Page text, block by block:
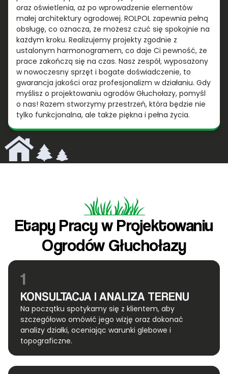
oraz oświetlenia, aż po wprowadzenie elementów
małej architektury ogrodowej. ROLPOL zapewnia pełną
obsługę, co oznacza, że możesz czuć się spokojnie na
każdym kroku. Realizujemy projekty zgodnie z
ustalonym harmonogramem, co daje Ci pewność, że
prace zakończą się na czas. Nasz zespół, wyposażony
w nowoczesny sprzęt i bogate doświadczenie, to
gwarancja jakości oraz profesjonalizm w działaniu. Gdy
myślisz o projektowaniu ogrodów Głuchołazy, pomyśl
o nas! Razem stworzymy przestrzeń, która będzie nie
tylko funkcjonalna, ale także piękna i pełna życia.
Etapy Pracy w Projektowaniu
Ogrodów Głuchołazy
1
KONSULTACJA I ANALIZA TERENU
Na początku spotykamy się z klientem, aby
szczegółowo omówić jego wizję oraz dokonać
analizy działki, oceniając warunki glebowe i
topograficzne.